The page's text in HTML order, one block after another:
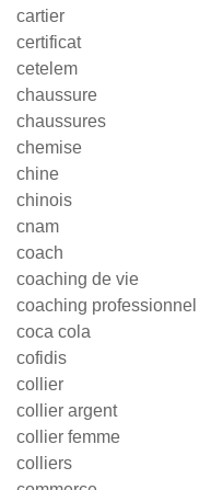
cartier
certificat
cetelem
chaussure
chaussures
chemise
chine
chinois
cnam
coach
coaching de vie
coaching professionnel
coca cola
cofidis
collier
collier argent
collier femme
colliers